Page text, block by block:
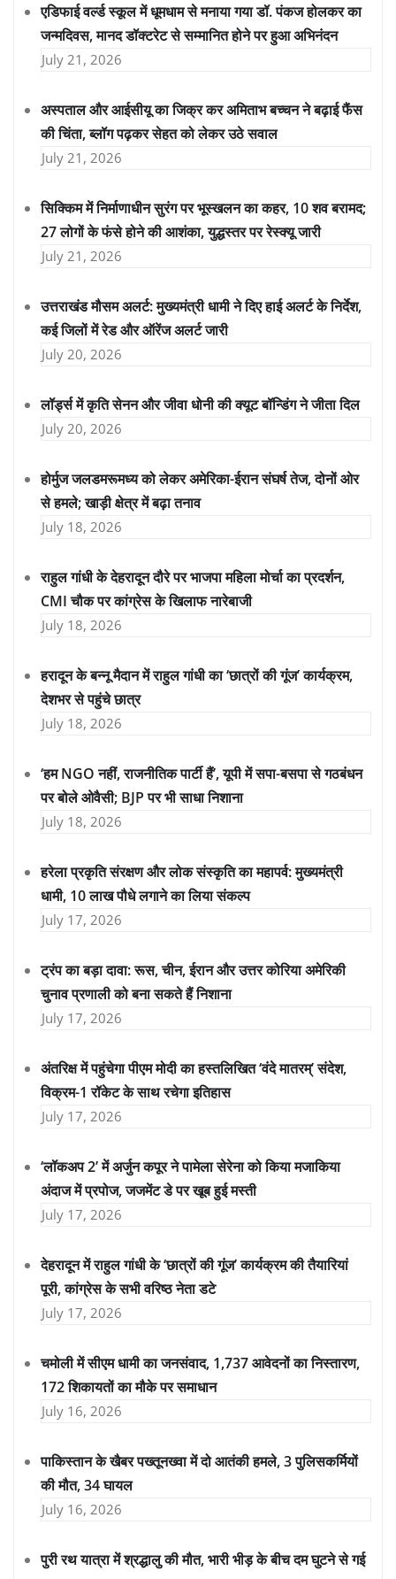
एडिफाई वर्ल्ड स्कूल में धूमधाम से मनाया गया डॉ. पंकज होलकर का
जन्मदिवस, मानद डॉक्टरेट से सम्मानित होने पर हुआ अभिनंदन
July 21, 2026
अस्पताल और आईसीयू का जिक्र कर अमिताभ बच्चन ने बढ़ाई फैंस
की चिंता, ब्लॉग पढ़कर सेहत को लेकर उठे सवाल
July 21, 2026
सिक्किम में निर्माणाधीन सुरंग पर भूस्खलन का कहर, 10 शव बरामद;
27 लोगों के फंसे होने की आशंका, युद्धस्तर पर रेस्क्यू जारी
July 21, 2026
उत्तराखंड मौसम अलर्ट: मुख्यमंत्री धामी ने दिए हाई अलर्ट के निर्देश,
कई जिलों में रेड और ऑरेंज अलर्ट जारी
July 20, 2026
लॉर्ड्स में कृति सेनन और जीवा धोनी की क्यूट बॉन्डिंग ने जीता दिल
July 20, 2026
होर्मुज जलडमरूमध्य को लेकर अमेरिका-ईरान संघर्ष तेज, दोनों ओर
से हमले; खाड़ी क्षेत्र में बढ़ा तनाव
July 18, 2026
राहुल गांधी के देहरादून दौरे पर भाजपा महिला मोर्चा का प्रदर्शन,
CMI चौक पर कांग्रेस के खिलाफ नारेबाजी
July 18, 2026
हरादून के बन्नू मैदान में राहुल गांधी का ‘छात्रों की गूंज’ कार्यक्रम,
देशभर से पहुंचे छात्र
July 18, 2026
‘हम NGO नहीं, राजनीतिक पार्टी हैं’, यूपी में सपा-बसपा से गठबंधन
पर बोले ओवैसी; BJP पर भी साधा निशाना
July 18, 2026
हरेला प्रकृति संरक्षण और लोक संस्कृति का महापर्व: मुख्यमंत्री
धामी, 10 लाख पौधे लगाने का लिया संकल्प
July 17, 2026
ट्रंप का बड़ा दावा: रूस, चीन, ईरान और उत्तर कोरिया अमेरिकी
चुनाव प्रणाली को बना सकते हैं निशाना
July 17, 2026
अंतरिक्ष में पहुंचेगा पीएम मोदी का हस्तलिखित ‘वंदे मातरम्’ संदेश,
विक्रम-1 रॉकेट के साथ रचेगा इतिहास
July 17, 2026
‘लॉकअप 2’ में अर्जुन कपूर ने पामेला सेरेना को किया मजाकिया
अंदाज में प्रपोज, जजमेंट डे पर खूब हुई मस्ती
July 17, 2026
देहरादून में राहुल गांधी के ‘छात्रों की गूंज’ कार्यक्रम की तैयारियां
पूरी, कांग्रेस के सभी वरिष्ठ नेता डटे
July 17, 2026
चमोली में सीएम धामी का जनसंवाद, 1,737 आवेदनों का निस्तारण,
172 शिकायतों का मौके पर समाधान
July 16, 2026
पाकिस्तान के खैबर पख्तूनख्वा में दो आतंकी हमले, 3 पुलिसकर्मियों
की मौत, 34 घायल
July 16, 2026
पुरी रथ यात्रा में श्रद्धालु की मौत, भारी भीड़ के बीच दम घुटने से गई